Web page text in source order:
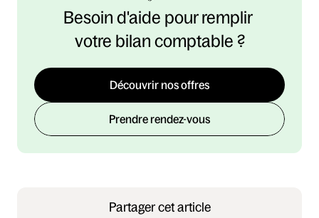
Partager cet article
Besoin d'aide pour remplir
votre bilan comptable ?
Découvrir nos offres
Prendre rendez-vous